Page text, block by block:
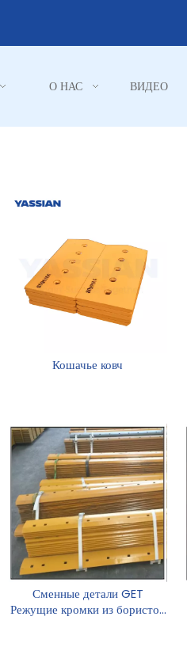
О НАС ВИДЕО
Кошачье ковч
Сменные детали GET
Режущие кромки из бористой